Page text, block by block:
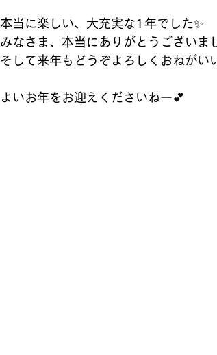
本当に楽しい、大充実な1年でした✨
みなさま、本当にありがとうございま
そして来年もどうぞよろしくおねがい
よいお年をお迎えくださいねー💕